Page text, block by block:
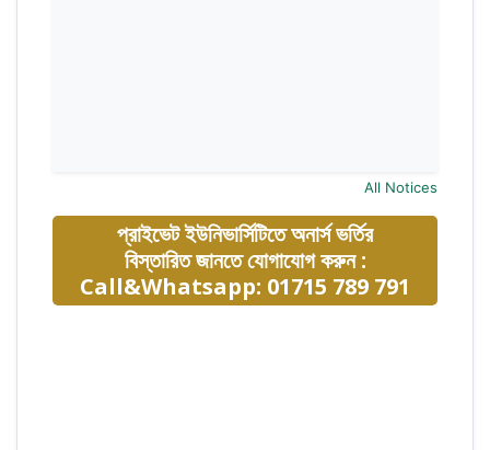
All Notices
প্রাইভেট ইউনিভার্সিটিতে অনার্স ভর্তির
বিস্তারিত জানতে যোগাযোগ করুন :
Call&Whatsapp: 01715 789 791